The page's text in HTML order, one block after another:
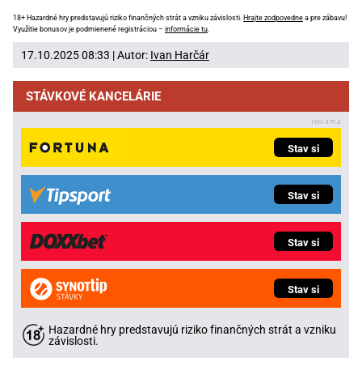
18+ Hazardné hry predstavujú riziko finančných strát a vzniku závislosti. Hrajte zodpovedne a pre zábavu!
Využitie bonusov je podmienené registráciou – informácie tu
17.10.2025 08:33 | Autor: Ivan Harčár
STÁVKOVÉ KANCELÁRIE
Stav si
Stav si
Stav si
Stav si
Hazardné hry predstavujú riziko finančných strát a vzniku
závislosti.